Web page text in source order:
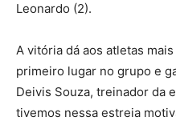
Leonardo (2).
A vitória dá aos atletas
primeiro lugar no grupo e
Deivis Souza, treinador da
tivemos nessa estreia